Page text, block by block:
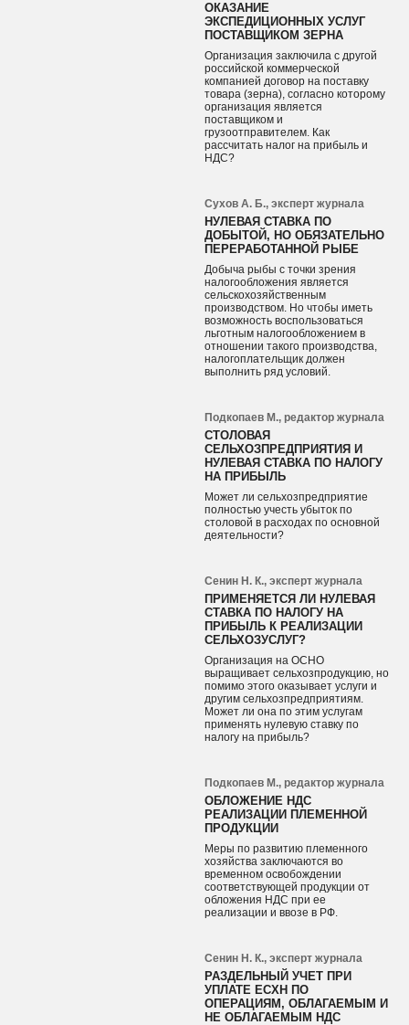
ОКАЗАНИЕ
ЭКСПЕДИЦИОННЫХ УСЛУГ
ПОСТАВЩИКОМ ЗЕРНА
Организация заключила с другой
российской коммерческой
компанией договор на поставку
товара (зерна), согласно которому
организация является
поставщиком и
грузоотправителем. Как
рассчитать налог на прибыль и
НДС?
Сухов А. Б., эксперт журнала
НУЛЕВАЯ СТАВКА ПО
ДОБЫТОЙ, НО ОБЯЗАТЕЛЬНО
ПЕРЕРАБОТАННОЙ РЫБЕ
Добыча рыбы с точки зрения
налогообложения является
сельскохозяйственным
производством. Но чтобы иметь
возможность воспользоваться
льготным налогообложением в
отношении такого производства,
налогоплательщик должен
выполнить ряд условий.
Подкопаев М., редактор журнала
СТОЛОВАЯ
СЕЛЬХОЗПРЕДПРИЯТИЯ И
НУЛЕВАЯ СТАВКА ПО НАЛОГУ
НА ПРИБЫЛЬ
Может ли сельхозпредприятие
полностью учесть убыток по
столовой в расходах по основной
деятельности?
Сенин Н. К., эксперт журнала
ПРИМЕНЯЕТСЯ ЛИ НУЛЕВАЯ
СТАВКА ПО НАЛОГУ НА
ПРИБЫЛЬ К РЕАЛИЗАЦИИ
СЕЛЬХОЗУСЛУГ?
Организация на ОСНО
выращивает сельхозпродукцию, но
помимо этого оказывает услуги и
другим сельхозпредприятиям.
Может ли она по этим услугам
применять нулевую ставку по
налогу на прибыль?
Подкопаев М., редактор журнала
ОБЛОЖЕНИЕ НДС
РЕАЛИЗАЦИИ ПЛЕМЕННОЙ
ПРОДУКЦИИ
Меры по развитию племенного
хозяйства заключаются во
временном освобождении
соответствующей продукции от
обложения НДС при ее
реализации и ввозе в РФ.
Сенин Н. К., эксперт журнала
РАЗДЕЛЬНЫЙ УЧЕТ ПРИ
УПЛАТЕ ЕСХН ПО
ОПЕРАЦИЯМ, ОБЛАГАЕМЫМ И
НЕ ОБЛАГАЕМЫМ НДС